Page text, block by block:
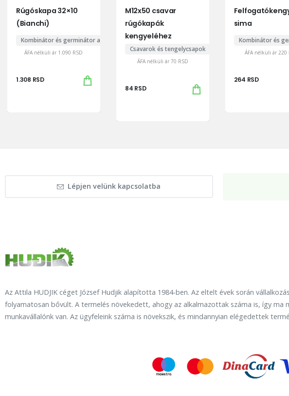
Rúgóskapa 32×10
(Bianchi)
Kombinátor és germinátor alkatrészek
ÁFA nélküli ár 1.090 RSD
1.308 RSD
M12x50 csavar
rúgókapák
kengyeléhez
Csavarok és tengelycsapok
ÁFA nélküli ár 70 RSD
84 RSD
sima
Kombinátor és
ÁFA nélküli ár 220
264 RSD
Lépjen velünk kapcsolatba
Az Attila HUDJIK céget József Hudjik alapította 1984-ben. Az eltelt évek során
folyamatosan bővült. A termelés növekedett, ahogy az alkalmazottak száma is, így ma
munkavállalónk van. Az ügyfeleink száma is növekszik, és mindannyian elégedettek